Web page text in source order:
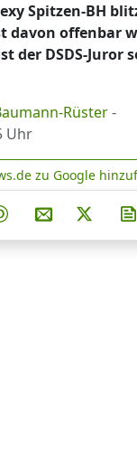
Spitzen-BH
davon offenbar
der DSDS-Juror
Rüster-
Uhr
news.de
zu Google
Teilen aufTeilen auf
Teilen auf Pinterest
Per E-Mail
Post